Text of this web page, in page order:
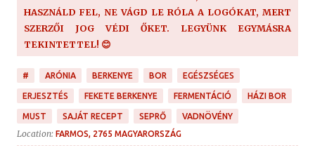
HASZNÁLD FEL, NE VÁGD LE RÓLA A LOGÓKAT, MERT
SZERZŐI JOG VÉDI ŐKET. LEGYÜNK EGYMÁSRA
TEKINTETTEL! 😊
# ARÓNIA BERKENYE BOR EGÉSZSÉGES
ERJESZTÉS FEKETE BERKENYE FERMENTÁCIÓ HÁZI BOR
MUST SAJÁT RECEPT SEPRŐ VADNÖVÉNY
Location: FARMOS, 2765 MAGYARORSZÁG